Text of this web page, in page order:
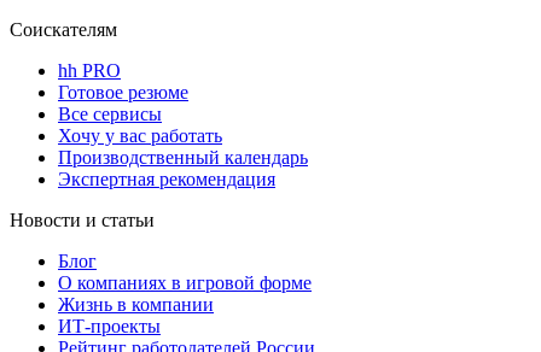
Соискателям
hh PRO
Готовое резюме
Все сервисы
Хочу у вас работать
Производственный календарь
Экспертная рекомендация
Новости и статьи
Блог
О компаниях в игровой форме
Жизнь в компании
ИТ-проекты
Рейтинг работодателей России